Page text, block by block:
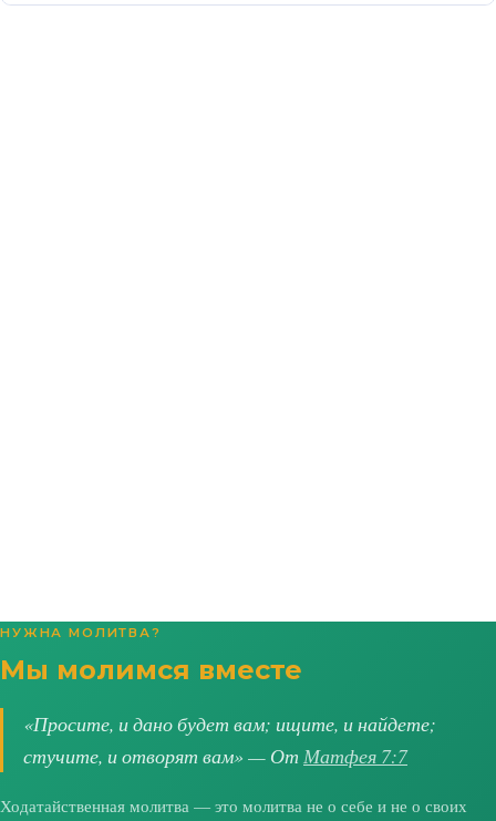
НУЖНА МОЛИТВА?
Мы молимся вместе
«Просите, и дано будет вам; ищите, и найдете;
стучите, и отворят вам» — От Матфея 7:7
Ходатайственная молитва — это молитва не о себе и не о своих